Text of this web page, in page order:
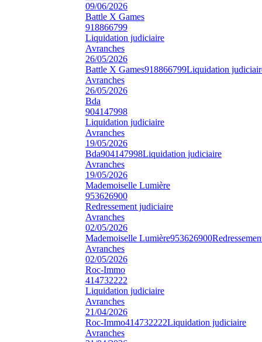
09/06/2026
Battle X Games
918866799
Liquidation judiciaire
Avranches
26/05/2026
Battle X Games918866799Liquidation
Avranches
26/05/2026
Bda
904147998
Liquidation judiciaire
Avranches
19/05/2026
Bda904147998Liquidation judiciaire
Avranches
19/05/2026
Mademoiselle Lumière
953626900
Redressement judiciaire
Avranches
02/05/2026
Mademoiselle Lumière953626900
Avranches
02/05/2026
Roc-Immo
414732222
Liquidation judiciaire
Avranches
21/04/2026
Roc-Immo414732222Liquidation judiciaire
Avranches